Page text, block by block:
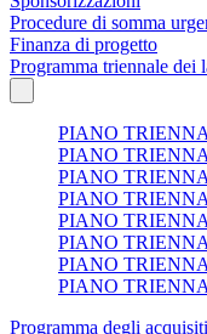
Procedure di somma
Finanza di progetto
Programma triennale dei
PIANO
PIANO
PIANO
PIANO
PIANO
PIANO
PIANO
PIANO
Programma degli